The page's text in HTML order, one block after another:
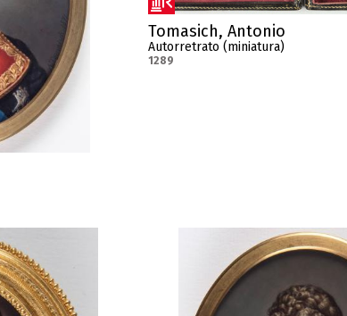
Tomasich, Antonio
Autorretrato (miniatura)
1289